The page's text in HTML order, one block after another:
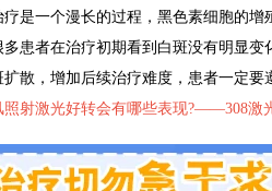
一个漫长的过程，黑色素细胞的增
患者在治疗初期看到白斑没有明显变
散，增加后续治疗难度，患者一定要
照射激光好转会有哪些表现?——308激